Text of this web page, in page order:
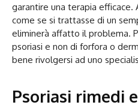
garantire una terapia efficace.
come se si trattasse di un
eliminerà affatto il problema.
psoriasi e non di forfora o
bene rivolgersi ad uno
Psoriasi rimedi